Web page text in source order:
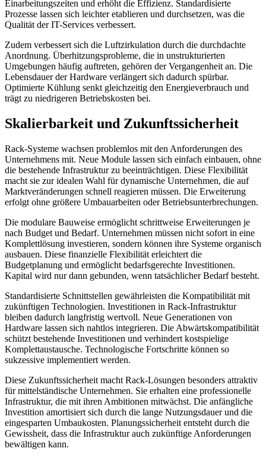
Einarbeitungszeiten und erhöht die Effizienz. Standardisierte
Prozesse lassen sich leichter etablieren und durchsetzen, was die
Qualität der IT-Services verbessert.
Zudem verbessert sich die Luftzirkulation durch die durchdachte
Anordnung. Überhitzungsprobleme, die in unstrukturierten
Umgebungen häufig auftreten, gehören der Vergangenheit an. Die
Lebensdauer der Hardware verlängert sich dadurch spürbar.
Optimierte Kühlung senkt gleichzeitig den Energieverbrauch und
trägt zu niedrigeren Betriebskosten bei.
Skalierbarkeit und Zukunftssicherheit
Rack-Systeme wachsen problemlos mit den Anforderungen des
Unternehmens mit. Neue Module lassen sich einfach einbauen, ohne
die bestehende Infrastruktur zu beeinträchtigen. Diese Flexibilität
macht sie zur idealen Wahl für dynamische Unternehmen, die auf
Marktveränderungen schnell reagieren müssen. Die Erweiterung
erfolgt ohne größere Umbauarbeiten oder Betriebsunterbrechungen.
Die modulare Bauweise ermöglicht schrittweise Erweiterungen je
nach Budget und Bedarf. Unternehmen müssen nicht sofort in eine
Komplettlösung investieren, sondern können ihre Systeme organisch
ausbauen. Diese finanzielle Flexibilität erleichtert die
Budgetplanung und ermöglicht bedarfsgerechte Investitionen.
Kapital wird nur dann gebunden, wenn tatsächlicher Bedarf besteht.
Standardisierte Schnittstellen gewährleisten die Kompatibilität mit
zukünftigen Technologien. Investitionen in Rack-Infrastruktur
bleiben dadurch langfristig wertvoll. Neue Generationen von
Hardware lassen sich nahtlos integrieren. Die Abwärtskompatibilität
schützt bestehende Investitionen und verhindert kostspielige
Komplettaustausche. Technologische Fortschritte können so
sukzessive implementiert werden.
Diese Zukunftssicherheit macht Rack-Lösungen besonders attraktiv
für mittelständische Unternehmen. Sie erhalten eine professionelle
Infrastruktur, die mit ihren Ambitionen mitwächst. Die anfängliche
Investition amortisiert sich durch die lange Nutzungsdauer und die
eingesparten Umbaukosten. Planungssicherheit entsteht durch die
Gewissheit, dass die Infrastruktur auch zukünftige Anforderungen
bewältigen kann.